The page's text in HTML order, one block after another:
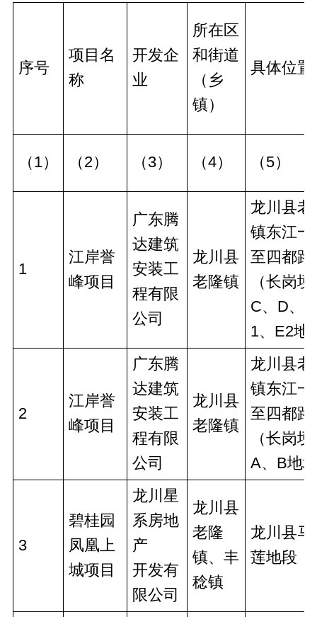
序号
项目名
称
开发企
业
所在区
和街道
（乡
镇）
具体位置
（1） （2） （3） （4） （5）
1
江岸誉
峰项目
广东腾
达建筑
安装工
程有限
公司
龙川县
老隆镇
龙川县老
镇东江一
至四都路
（长岗
C、D、E
1、E2地
2
江岸誉
峰项目
广东腾
达建筑
安装工
程有限
公司
龙川县
老隆镇
龙川县老
镇东江一
至四都路
（长岗
A、B地
3
碧桂园
凤凰上
城项目
龙川星
系房地
产
开发有
限公司
龙川县
老隆
镇、丰
稔镇
龙川县马
莲地段